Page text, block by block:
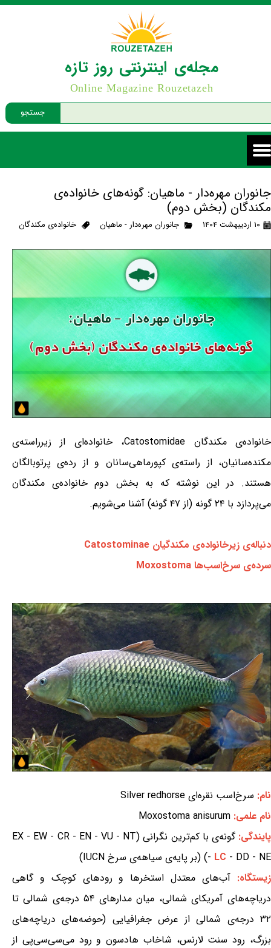
جستجو
مجله‌ی اینترنتی روز تازه
Online Magazine Rouzetazeh
جانوران مهره‌دار - ماهیان: گونه‌های خانواده‌ی
مکندگان (بخش دوم)
۱۰ اردیبهشت ۱۴۰۴ جانوران مهره‌دار - ماهیان خانواده‌ی مکندگان
خانواده‌ی مکندگان Catostomidae، خانواده‌ای از زیرراسته‌ی
مکنده‌سانیان، از راسته‌ی کپورماهی‌سانان و از رده‌ی پرتوبالگان
هستند. در این نوشته که به بخش دوم خانواده‌ی مکندگان
می‌پردازد با ۲۴ گونه (از ۴۷ گونه) آشنا می‌شویم.
دنباله‌ی زیرخانواده‌ی مکندگیان Catostominae
سرده‌ی سرخ‌اسب‌ها Moxostoma
نام: سرخ‌اسب نقره‌ای Silver redhorse
نام علمی: Moxostoma anisurum
پایندگی:
گونه‌ی با کم‌ترین نگرانی (EX - EW - CR - EN - VU - NT
- LC - DD - NE) (بر پایه‌ی سیاهه‌ی سرخ IUCN)
زیستگاه: آب‌های معتدل استخرها و رودهای کوچک و گاهی
دریاچه‌های آمریکای شمالی، میان مدارهای ۵۴ درجه‌ی شمالی تا
۳۲ درجه‌ی شمالی از عرض جغرافیایی (حوضه‌های دریاچه‌های
بزرگ، رود سنت لارنس، شاخاب هادسون و رود می‌سی‌سی‌پی از